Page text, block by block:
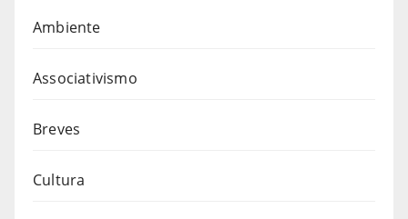
Ambiente
Associativismo
Breves
Cultura